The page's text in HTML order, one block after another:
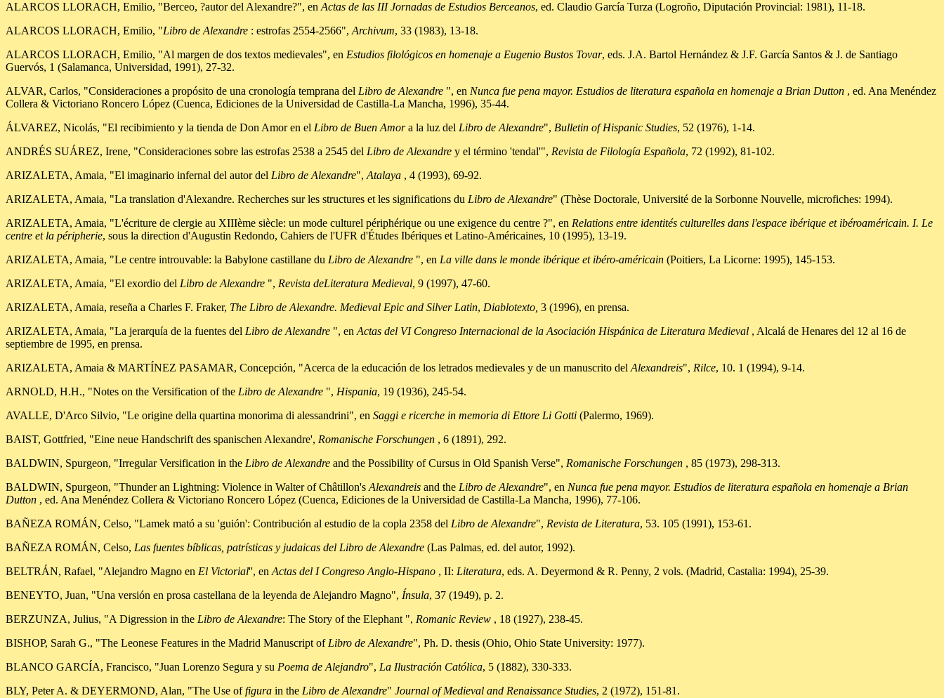
ALARCOS LLORACH, Emilio, "Berceo, ?autor del Alexandre?", en Actas de las III Jornadas de Estudios Berceanos, ed. Claudio García Turza (Logroño, Diputación Provincial: 1981), 11-18.
ALARCOS LLORACH, Emilio, "Libro de Alexandre : estrofas 2554-2566", Archivum, 33 (1983), 13-18.
ALARCOS LLORACH, Emilio, "Al margen de dos textos medievales", en Estudios filológicos en homenaje a Eugenio Bustos Tovar, eds. J.A. Bartol Hernández & J.F. García Santos & J. de Santiago
Guervós, 1 (Salamanca, Universidad, 1991), 27-32.
ALVAR, Carlos, "Consideraciones a propósito de una cronología temprana del Libro de Alexandre ", en Nunca fue pena mayor. Estudios de literatura española en homenaje a Brian Dutton , ed. Ana Menéndez
Collera & Victoriano Roncero López (Cuenca, Ediciones de la Universidad de Castilla-La Mancha, 1996), 35-44.
ÁLVAREZ, Nicolás, "El recibimiento y la tienda de Don Amor en el Libro de Buen Amora la luz del Libro de Alexandre", Bulletin of Hispanic Studies, 52 (1976), 1-14.
ANDRÉS SUÁREZ, Irene, "Consideraciones sobre las estrofas 2538 a 2545 del Libro de Alexandre y el término 'tendal'", Revista de Filología Española, 72 (1992), 81-102.
ARIZALETA, Amaia, "El imaginario infernal del autor del Libro de Alexandre", Atalaya , 4 (1993), 69-92.
ARIZALETA, Amaia, "La translation d'Alexandre. Recherches sur les structures et les significations du Libro de Alexandre" (Thèse Doctorale, Université de la Sorbonne Nouvelle, microfiches: 1994).
ARIZALETA, Amaia, "L'écriture de clergie au XIIIème siècle: un mode culturel périphérique ou une exigence du centre ?", en Relations entre identités culturelles dans l'espace ibérique et ibéroaméricain. I. Le
centre et la péripherie, sous la direction d'Augustin Redondo, Cahiers de l'UFR d'Études Ibériques et Latino-Américaines, 10 (1995), 13-19.
ARIZALETA, Amaia, "Le centre introuvable: la Babylone castillane du Libro de Alexandre ", en La ville dans le monde ibérique et ibéro-américain (Poitiers, La Licorne: 1995), 145-153.
ARIZALETA, Amaia, "El exordio del Libro de Alexandre ", Revista deLiteratura Medieval, 9 (1997), 47-60.
ARIZALETA, Amaia, reseña a Charles F. Fraker, The Libro de Alexandre. Medieval Epic and Silver Latin, Diablotexto, 3 (1996), en prensa.
ARIZALETA, Amaia, "La jerarquía de la fuentes del Libro de Alexandre ", en Actas del VI Congreso Internacional de la Asociación Hispánica de Literatura Medieval , Alcalá de Henares del 12 al 16 de
septiembre de 1995, en prensa.
ARIZALETA, Amaia & MARTÍNEZ PASAMAR, Concepción, "Acerca de la educación de los letrados medievales y de un manuscrito del Alexandreis", Rilce, 10. 1 (1994), 9-14.
ARNOLD, H.H., "Notes on the Versification of the Libro de Alexandre ", Hispania, 19 (1936), 245-54.
AVALLE, D'Arco Silvio, "Le origine della quartina monorima di alessandrini", en Saggi e ricerche in memoria di Ettore Li Gotti (Palermo, 1969).
BAIST, Gottfried, "Eine neue Handschrift des spanischen Alexandre', Romanische Forschungen , 6 (1891), 292.
BALDWIN, Spurgeon, "Irregular Versification in the Libro de Alexandre and the Possibility of Cursus in Old Spanish Verse", Romanische Forschungen , 85 (1973), 298-313.
BALDWIN, Spurgeon, "Thunder an Lightning: Violence in Walter of Châtillon's Alexandreis and the Libro de Alexandre", en Nunca fue pena mayor. Estudios de literatura española en homenaje a Brian
Dutton , ed. Ana Menéndez Collera & Victoriano Roncero López (Cuenca, Ediciones de la Universidad de Castilla-La Mancha, 1996), 77-106.
BAÑEZA ROMÁN, Celso, "Lamek mató a su 'guión': Contribución al estudio de la copla 2358 del Libro de Alexandre", Revista de Literatura, 53. 105 (1991), 153-61.
BAÑEZA ROMÁN, Celso, Las fuentes bíblicas, patrísticas y judaicas del Libro de Alexandre (Las Palmas, ed. del autor, 1992).
BELTRÁN, Rafael, "Alejandro Magno en El Victorial'', en Actas del I Congreso Anglo-Hispano , II: Literatura, eds. A. Deyermond & R. Penny, 2 vols. (Madrid, Castalia: 1994), 25-39.
BENEYTO, Juan, "Una versión en prosa castellana de la leyenda de Alejandro Magno", Ínsula, 37 (1949), p. 2.
BERZUNZA, Julius, "A Digression in the Libro de Alexandre: The Story of the Elephant ", Romanic Review , 18 (1927), 238-45.
BISHOP, Sarah G., "The Leonese Features in the Madrid Manuscript of Libro de Alexandre", Ph. D. thesis (Ohio, Ohio State University: 1977).
BLANCO GARCÍA, Francisco, "Juan Lorenzo Segura y su Poema de Alejandro", La Ilustración Católica, 5 (1882), 330-333.
BLY, Peter A. & DEYERMOND, Alan, "The Use offigura in the Libro de Alexandre" Journal of Medieval and Renaissance Studies, 2 (1972), 151-81.